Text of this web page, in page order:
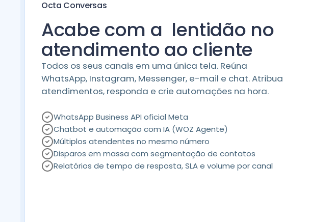
Octa Conversas
Acabe com a lentidão no
atendimento ao cliente
Todos os seus canais em uma única tela. Reúna
WhatsApp, Instagram, Messenger, e-mail e chat. Atribua
atendimentos, responda e crie automações na hora.
WhatsApp Business API oficial Meta
Chatbot e automação com IA (WOZ Agente)
Múltiplos atendentes no mesmo número
Disparos em massa com segmentação de contatos
Relatórios de tempo de resposta, SLA e volume por canal